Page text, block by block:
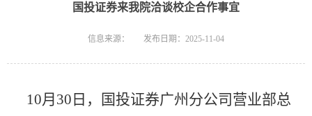
国投证券来我院洽谈校企合作事宜
信息来源： 发布日期：2025-11-04
10月30日，国投证券广州分公司营业部总